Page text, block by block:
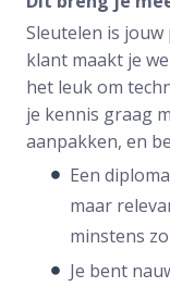
Sleutelen is jouw
klant maakt je
het leuk om
je kennis graag
aanpakken, en
Een
maar
minstens
Je bent